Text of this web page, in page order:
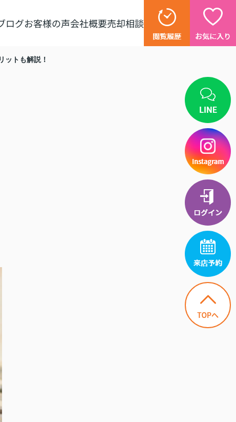
ログお客様の声会社概要売却相談
ットも解説！